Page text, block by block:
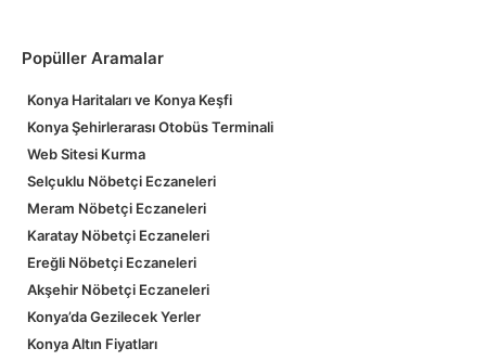
Popüller Aramalar
Konya Haritaları ve Konya Keşfi
Konya Şehirlerarası Otobüs Terminali
Web Sitesi Kurma
Selçuklu Nöbetçi Eczaneleri
Meram Nöbetçi Eczaneleri
Karatay Nöbetçi Eczaneleri
Ereğli Nöbetçi Eczaneleri
Akşehir Nöbetçi Eczaneleri
Konya’da Gezilecek Yerler
Konya Altın Fiyatları